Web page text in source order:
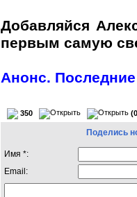
Добавляйся
первым самую
Анонс.
350
Поделись
Имя *:
Email: